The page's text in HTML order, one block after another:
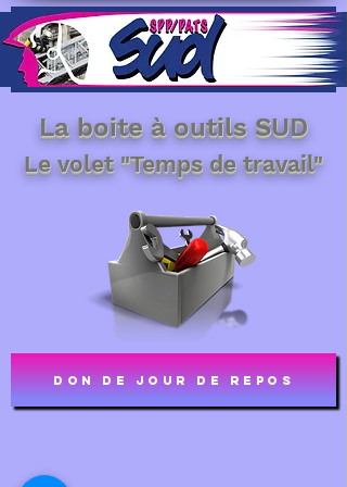
La boite à outils SUD
Le volet "Temps de travail"
Don de jour de repos